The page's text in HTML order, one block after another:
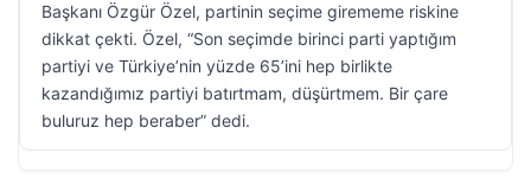
Başkanı Özgür Özel, partinin seçime girememe riskine
dikkat çekti. Özel, “Son seçimde birinci parti yaptığım
partiyi ve Türkiye’nin yüzde 65’ini hep birlikte
kazandığımız partiyi batırtmam, düşürtmem. Bir çare
buluruz hep beraber” dedi.